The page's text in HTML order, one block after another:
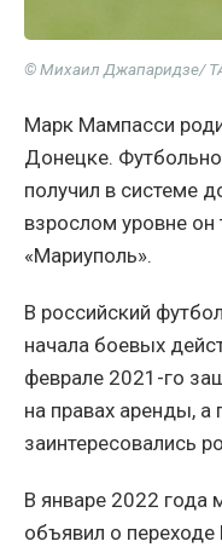
© Михаил Джапаридзе/
Марк Мампасси
Донецке.
получил в системе
взрослом уровне
«Мариуполь».
В российский
начала боевых
феврале 2021-го
на правах аренды, а
заинтересовались
В январе 2022 года
объявил о